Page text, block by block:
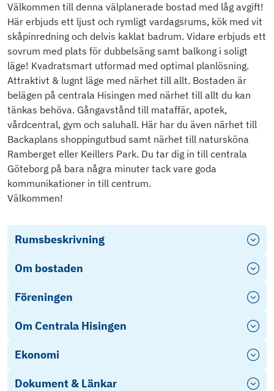
Välkommen till denna välplanerade bostad med låg avgift!
Här erbjuds ett ljust och rymligt vardagsrums, kök med vit
skåpinredning och delvis kaklat badrum. Vidare erbjuds ett
sovrum med plats för dubbelsäng samt balkong i soligt
läge! Kvadratsmart utformad med optimal planlösning.
Attraktivt & lugnt läge med närhet till allt. Bostaden är
belägen på centrala Hisingen med närhet till allt du kan
tänkas behöva. Gångavstånd till mataffär, apotek,
vårdcentral, gym och saluhall. Här har du även närhet till
Backaplans shoppingutbud samt närhet till natursköna
Ramberget eller Keillers Park. Du tar dig in till centrala
Göteborg på bara några minuter tack vare goda
kommunikationer in till centrum.
Välkommen!
Rumsbeskrivning
Om bostaden
Föreningen
Om Centrala Hisingen
Ekonomi
Dokument & Länkar